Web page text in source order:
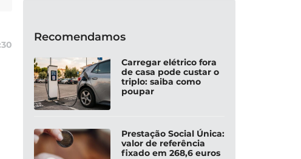
Recomendamos
Carregar elétrico fora
de casa pode custar o
triplo: saiba como
poupar
Prestação Social Única:
valor de referência
fixado em 268,6 euros